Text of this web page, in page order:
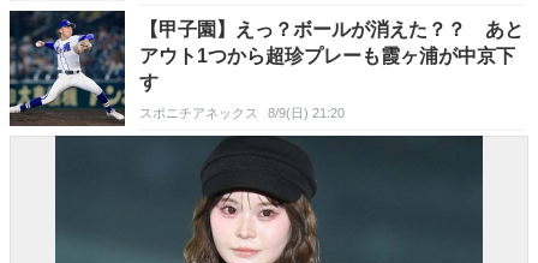
【甲子園】えっ？ボールが消えた？？ あと
アウト1つから超珍プレーも霞ヶ浦が中京下
す
スポニチアネックス 8/9(日) 21:20